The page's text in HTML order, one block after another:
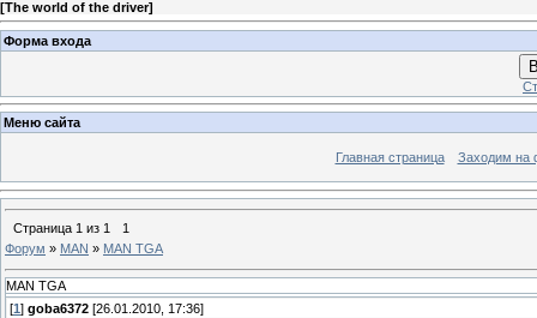
[The world of the driver]
Форма входа
Меню сайта
Главная страница Заходим на
Страница 1 из 1
1
Форум » MAN » MAN TGA
MAN TGA
[1 ] goba6372 [26.01.2010, 17:36]